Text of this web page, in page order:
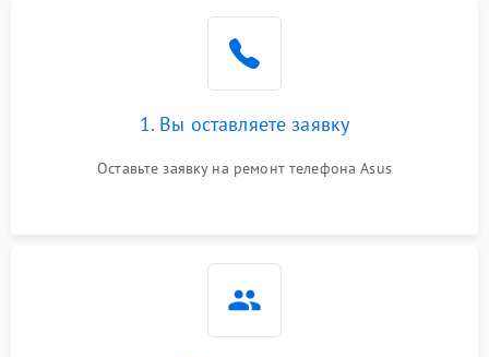
1. Вы оставляете заявку
Оставьте заявку на ремонт телефона Asus